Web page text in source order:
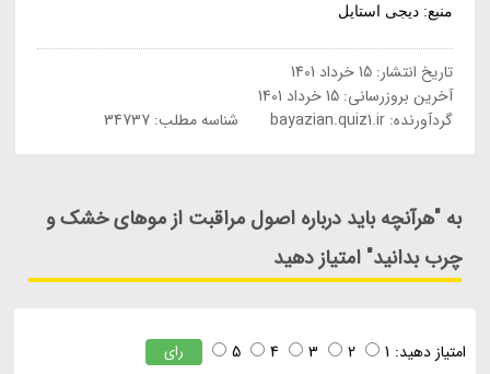
منبع: دیجی استایل
تاریخ انتشار:15 خرداد 1401
آخرین بروزرسانی:15 خرداد 1401
گردآورنده:bayazian.quiz1.ir شناسه مطلب: 34737
به "هرآنچه باید درباره اصول مراقبت از موهای خشک و
چرب بدانید" امتیاز دهید
امتیاز دهید: 1
2
3
4
5 رای